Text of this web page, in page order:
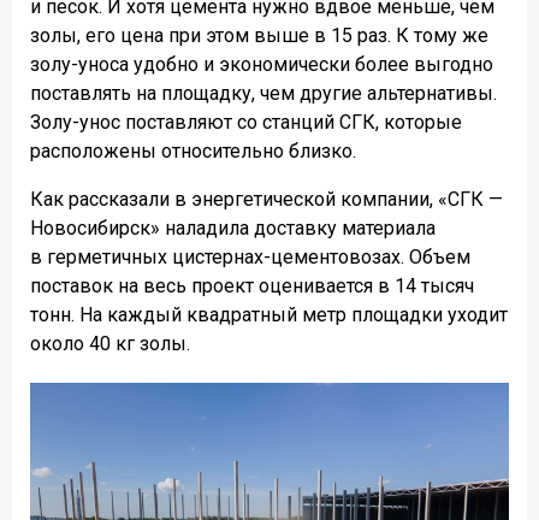
и песок. И хотя цемента нужно вдвое меньше, чем
золы, его цена при этом выше в 15 раз. К тому же
золу-уноса удобно и экономически более выгодно
поставлять на площадку, чем другие альтернативы.
Золу-унос поставляют со станций СГК, которые
расположены относительно близко.
Как рассказали в энергетической компании, «СГК —
Новосибирск» наладила доставку материала
в герметичных цистернах-цементовозах. Объем
поставок на весь проект оценивается в 14 тысяч
тонн. На каждый квадратный метр площадки уходит
около 40 кг золы.